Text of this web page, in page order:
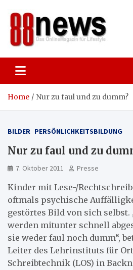
content
Home Nur zu faul und zu dumm?
BILDER PERSÖNLICHKEITSBILDUNG
Nur zu faul und zu
7. Oktober 2011 Presse
Kinder mit Lese-/
oftmals psychische
gestörtes Bild von sich selbst.
werden mitunter schnell
sie weder faul noch dumm“,
Leiter des Lehrinstituts für
Schreibtechnik (LOS) in